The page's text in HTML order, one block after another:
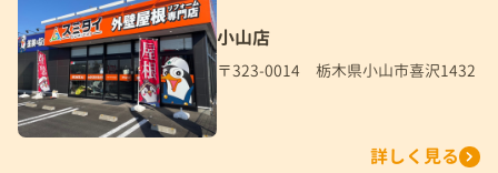
小山店
〒323-0014 栃木県小山市喜沢1432
詳しく見る